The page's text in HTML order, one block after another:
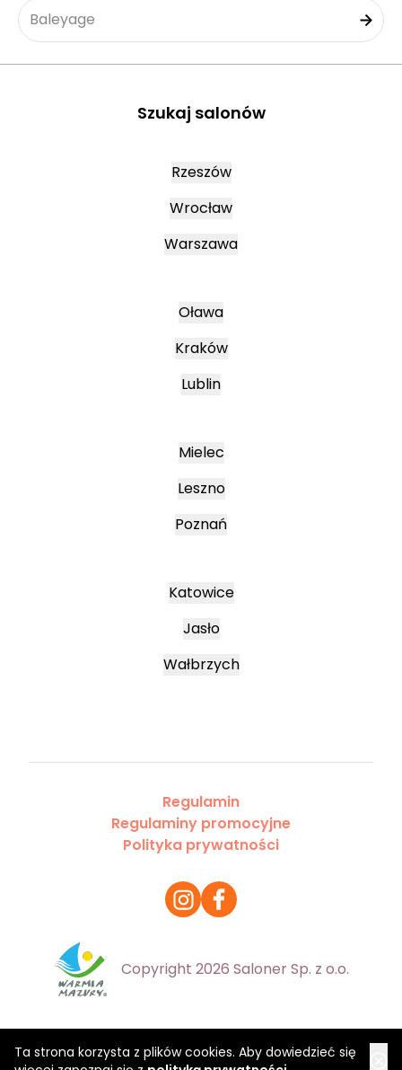
Ta strona korzysta z plików cookies. Aby dowiedzieć się
Baleyage
Szukaj salonów
Rzeszów
Wrocław
Warszawa
Oława
Kraków
Lublin
Mielec
Leszno
Poznań
Katowice
Jasło
Wałbrzych
Regulamin
Regulaminy promocyjne
Polityka prywatności
Copyright 2026 Saloner Sp. z o.o.